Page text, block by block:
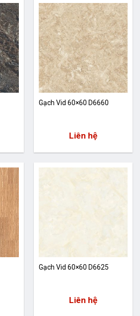
Gạch Vid 60×60 D6660
Liên hệ
Gạch Vid 60×60 D6625
Liên hệ